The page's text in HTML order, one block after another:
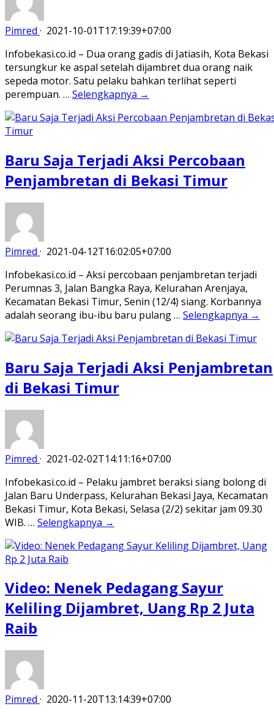
Pimred · 2021-10-01T17:19:39+07:00
Infobekasi.co.id – Dua orang gadis di Jatiasih, Kota Bekasi
tersungkur ke aspal setelah dijambret dua orang naik
sepeda motor. Satu pelaku bahkan terlihat seperti
perempuan. … Selengkapnya →
Baru Saja Terjadi Aksi Percobaan
Penjambretan di Bekasi Timur
Pimred · 2021-04-12T16:02:05+07:00
Infobekasi.co.id – Aksi percobaan penjambretan terjadi
Perumnas 3, Jalan Bangka Raya, Kelurahan Arenjaya,
Kecamatan Bekasi Timur, Senin (12/4) siang. Korbannya
adalah seorang ibu-ibu baru pulang … Selengkapnya →
Baru Saja Terjadi Aksi Penjambretan
di Bekasi Timur
Pimred · 2021-02-02T14:11:16+07:00
Infobekasi.co.id – Pelaku jambret beraksi siang bolong di
Jalan Baru Underpass, Kelurahan Bekasi Jaya, Kecamatan
Bekasi Timur, Kota Bekasi, Selasa (2/2) sekitar jam 09.30
WIB. … Selengkapnya →
Video: Nenek Pedagang Sayur
Keliling Dijambret, Uang Rp 2 Juta
Raib
Pimred · 2020-11-20T13:14:39+07:00